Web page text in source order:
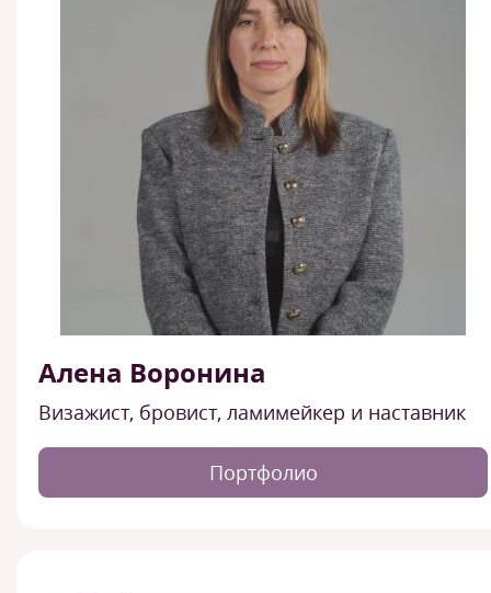
Алена Воронина
Визажист, бровист, ламимейкер и наставник
Портфолио